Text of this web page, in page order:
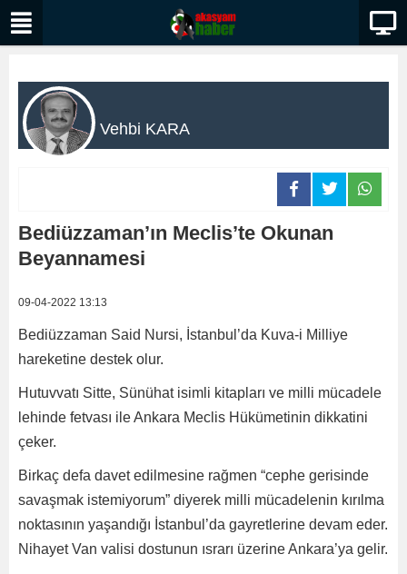
Vehbi KARA
Bediüzzaman’ın Meclis’te Okunan
Beyannamesi
09-04-2022 13:13
Bediüzzaman Said Nursi, İstanbul’da Kuva-i Milliye
hareketine destek olur.
Hutuvvatı Sitte, Sünühat isimli kitapları ve milli mücadele
lehinde fetvası ile Ankara Meclis Hükümetinin dikkatini
çeker.
Birkaç defa davet edilmesine rağmen “cephe gerisinde
savaşmak istemiyorum” diyerek milli mücadelenin kırılma
noktasının yaşandığı İstanbul’da gayretlerine devam eder.
Nihayet Van valisi dostunun ısrarı üzerine Ankara’ya gelir.